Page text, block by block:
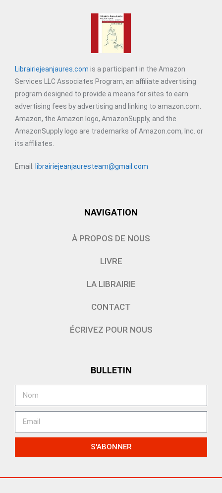
Librairiejeanjaures.com is a participant in the Amazon
Services LLC Associates Program, an affiliate advertising
program designed to provide a means for sites to earn
advertising fees by advertising and linking to amazon.com.
Amazon, the Amazon logo, AmazonSupply, and the
AmazonSupply logo are trademarks of Amazon.com, Inc. or
its affiliates.
Email: librairiejeanjauresteam@gmail.com
NAVIGATION
À PROPOS DE NOUS
LIVRE
LA LIBRAIRIE
CONTACT
ÉCRIVEZ POUR NOUS
BULLETIN
S'ABONNER